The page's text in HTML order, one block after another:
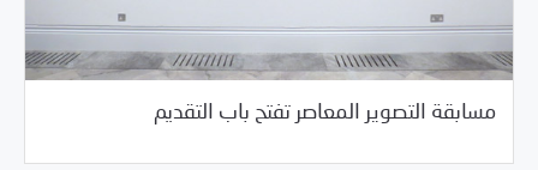
مسابقة التصوير المعاصر تفتح باب التقديم